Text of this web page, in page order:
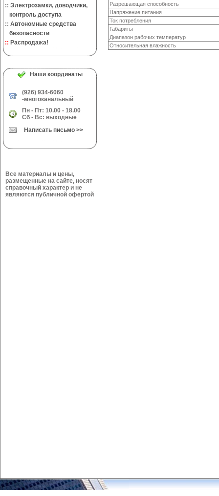
:: Электрозамки, доводчики,
контроль доступа
:: Автономные средства
безопасности
:: Распродажа!
Наши координаты
(926) 934-6060
-многоканальный
Пн - Пт: 10.00 - 18.00
Сб - Вс: выходные
Написать письмо >>
Все материалы и цены,
размещенные на сайте, носят
справочный характер и не
являются публичной офертой
Разрешающая способность
Напряжение питания
Ток потребления
Габариты
Диапазон рабочих температур
Относительная влажность